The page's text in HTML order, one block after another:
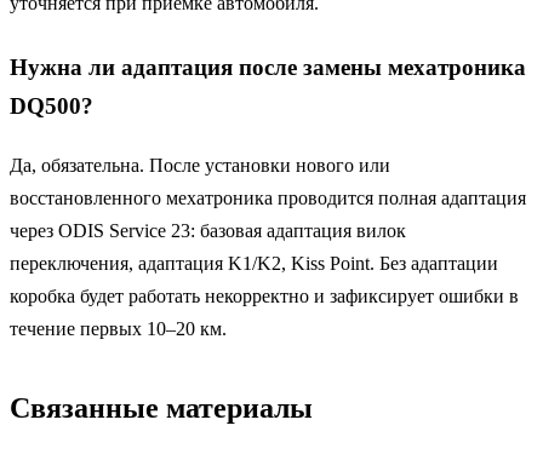
Нужна ли адаптация после замены мехатроника
DQ500?
Да, обязательна. После установки нового или
восстановленного мехатроника проводится полная адаптация
через ODIS Service 23: базовая адаптация вилок
переключения, адаптация K1/K2, Kiss Point. Без адаптации
коробка будет работать некорректно и зафиксирует ошибки в
течение первых 10–20 км.
Связанные материалы